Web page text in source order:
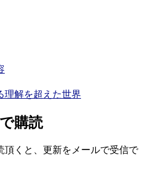
理解を超えた世界
購読
頂くと、更新をメールで受信で